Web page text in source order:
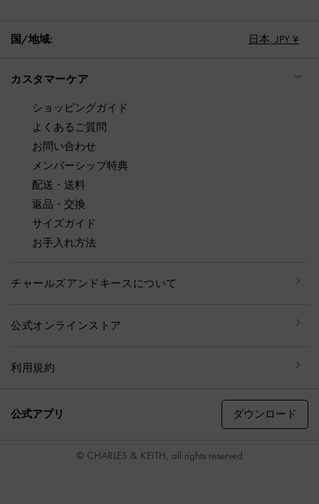
国/地域: 日本, JPY ¥
カスタマーケア
ショッピングガイド
よくあるご質問
お問い合わせ
メンバーシップ特典
配送・送料
返品・交換
サイズガイド
お手入れ方法
チャールズアンドキースについて
公式オンラインストア
利用規約
公式アプリ ダウンロード
© CHARLES & KEITH, all rights reserved